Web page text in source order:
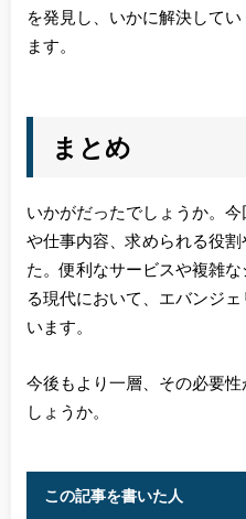
を発見し、いかに解決して
ます。
まとめ
いかがだったでしょうか。
や仕事内容、求められる役
た。便利なサービスや複雑
る現代において、エバンジ
います。
今後もより一層、その必要
しょうか。
この記事を書いた人